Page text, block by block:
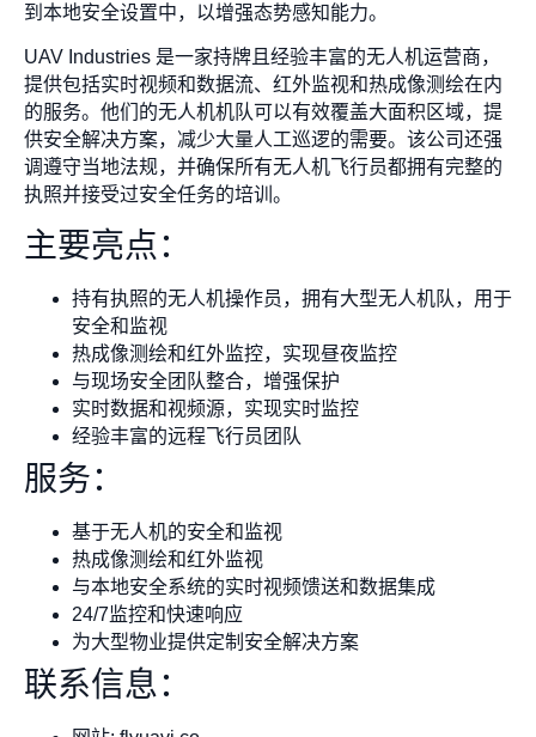
到本地安全设置中，以增强态势感知能力。
UAV Industries 是一家持牌且经验丰富的无人机运营商，
提供包括实时视频和数据流、红外监视和热成像测绘在内
的服务。他们的无人机机队可以有效覆盖大面积区域，提
供安全解决方案，减少大量人工巡逻的需要。该公司还强
调遵守当地法规，并确保所有无人机飞行员都拥有完整的
执照并接受过安全任务的培训。
主要亮点：
持有执照的无人机操作员，拥有大型无人机队，用于
安全和监视
热成像测绘和红外监控，实现昼夜监控
与现场安全团队整合，增强保护
实时数据和视频源，实现实时监控
经验丰富的远程飞行员团队
服务：
基于无人机的安全和监视
热成像测绘和红外监视
与本地安全系统的实时视频馈送和数据集成
24/7监控和快速响应
为大型物业提供定制安全解决方案
联系信息：